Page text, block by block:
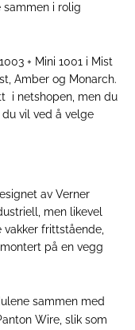
i rolig
+ Mini 1001 i Mist
Amber og Monarch.
i netshopen, men du
vil ved å velge
av Verner
men likevel
frittstående,
på en vegg
sammen med
Wire , slik som